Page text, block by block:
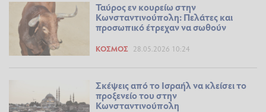
Ταύρος εν κουρείω στην
Κωνσταντινούπολη: Πελάτες και
προσωπικό έτρεχαν να σωθούν
ΚΌΣΜΟΣ 28.05.2026 10:24
Σκέψεις από το Ισραήλ να κλείσει το
προξενείο του στην
Κωνσταντινούπολη